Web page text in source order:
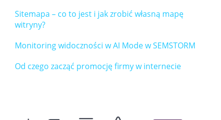
Sitemapa – co to jest i jak zrobić własną mapę
witryny?
Monitoring widoczności w AI Mode w SEMSTORM
Od czego zacząć promocję firmy w internecie